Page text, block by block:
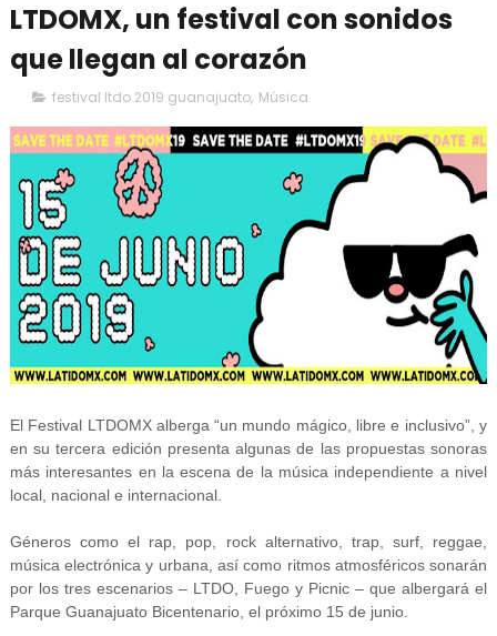
LTDOMX, un festival con sonidos
que llegan al corazón
festival ltdo 2019 guanajuato, Música
El Festival LTDOMX alberga “un mundo mágico, libre e inclusivo”, y
en su tercera edición presenta algunas de las propuestas sonoras
más interesantes en la escena de la música independiente a nivel
local, nacional e internacional.
Géneros como el rap, pop, rock alternativo, trap, surf, reggae,
música electrónica y urbana, así como ritmos atmosféricos sonarán
por los tres escenarios – LTDO, Fuego y Picnic – que albergará el
Parque Guanajuato Bicentenario, el próximo 15 de junio.